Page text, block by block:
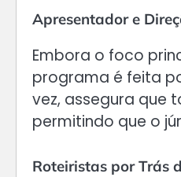
Apresentador e
Embora o foco
programa é feita
vez, assegura que
permitindo que o
Roteiristas por Trás